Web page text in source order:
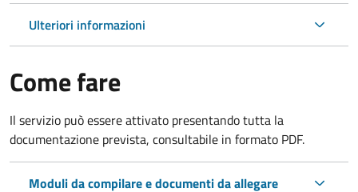
Ulteriori informazioni
Come fare
Il servizio può essere attivato presentando tutta la
documentazione prevista, consultabile in formato PDF.
Moduli da compilare e documenti da allegare